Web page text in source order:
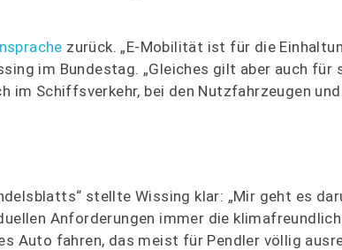
zurück. „E-Mobilität ist für die
im Bundestag. „Gleiches gilt aber auch für
im Schiffsverkehr, bei den Nutzfahrzeugen
stellte Wissing klar: „Mir geht es
Anforderungen immer die
Auto fahren, das meist für Pendler völlig